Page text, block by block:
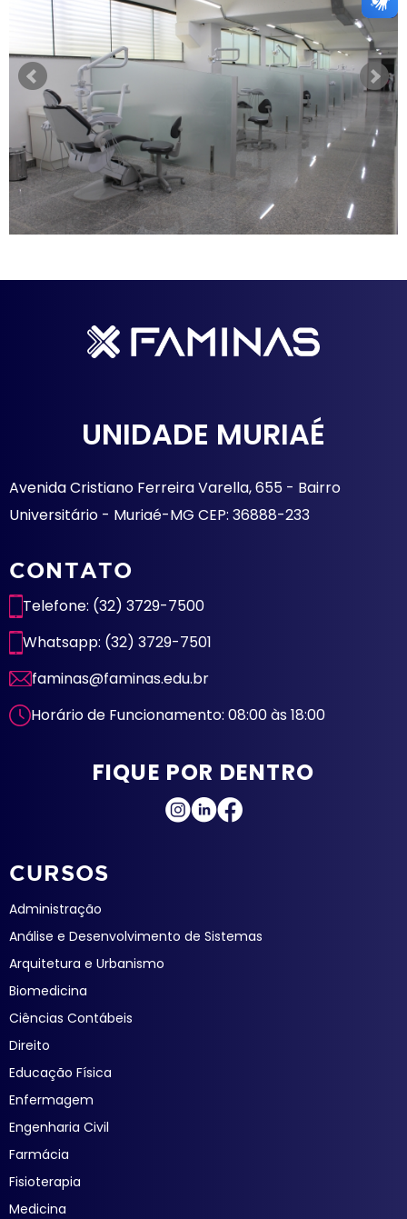
UNIDADE MURIAÉ
Avenida Cristiano Ferreira Varella, 655 - Bairro
Universitário - Muriaé-MG CEP: 36888-233
CONTATO
Telefone: (32) 3729-7500
Whatsapp: (32) 3729-7501
faminas@faminas.edu.br
Horário de Funcionamento: 08:00 às 18:00
FIQUE POR DENTRO
CURSOS
Administração
Análise e Desenvolvimento de Sistemas
Arquitetura e Urbanismo
Biomedicina
Ciências Contábeis
Direito
Educação Física
Enfermagem
Engenharia Civil
Farmácia
Fisioterapia
Medicina